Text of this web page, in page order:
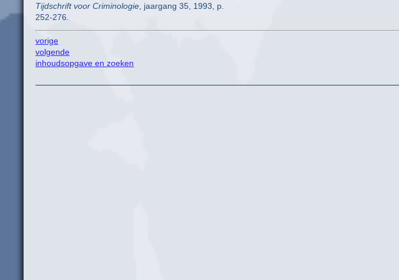
Tijdschrift voor Criminologie , jaargang 35, 1993, p.
252-276.
vorige
volgende
inhoudsopgave en zoeken